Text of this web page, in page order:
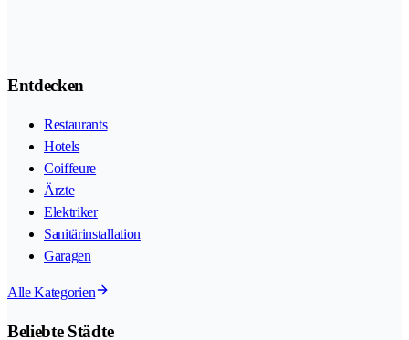
Entdecken
Restaurants
Hotels
Coiffeure
Ärzte
Elektriker
Sanitärinstallation
Garagen
Alle Kategorien
Beliebte Städte